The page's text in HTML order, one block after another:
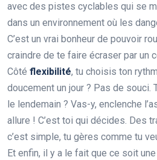
avec des pistes cyclables qui se
dans un environnement où les
C’est un vrai bonheur de pouvoir
craindre de te faire écraser par un
Côté flexibilité, tu choisis ton
doucement un jour ? Pas de souci.
le lendemain ? Vas-y, enclenche
allure ! C’est toi qui décides. Des
c’est simple, tu gères comme tu
Et enfin, il y a le fait que ce soit une